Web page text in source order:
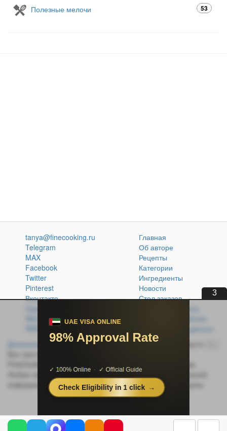
Полезные мелочи 53
2
tanya@finecooking.ru
Telegram
MAX
Facebook
Twitter
Pinterest
Вконтакте
Одноклассники
Главная
Об авторе
Рецепты
Категории
Ингредиенты
Новости
Стол заказов
Политика обработки
персональных данных
Домашняя кухня без проблем© 2014-2026 FineCooking.ru
FineCooking.ru, защищены законом об авторском праве.
Любая частичная или полная перепечатка опубликованной
информации без активной ссылки на источник запрещена.